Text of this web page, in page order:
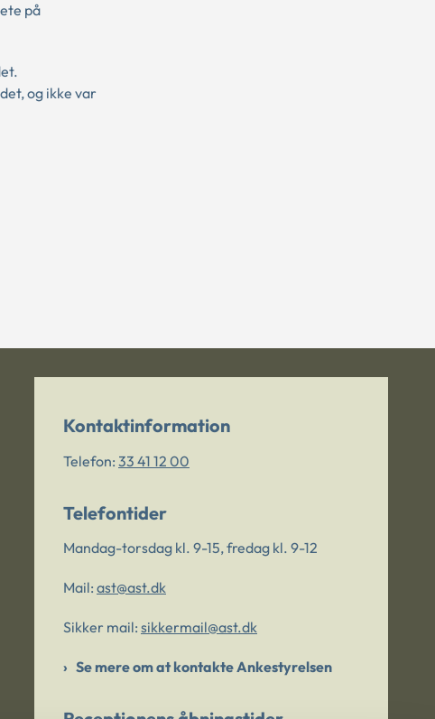
på
og ikke var
Kontaktinformation
Telefon: 33 41 12 00
Telefontider
Mandag-torsdag kl. 9-15, fredag kl. 9-12
Mail: ast@ast.dk
Sikker mail: sikkermail@ast.dk
Se mere om at kontakte Ankestyrelsen